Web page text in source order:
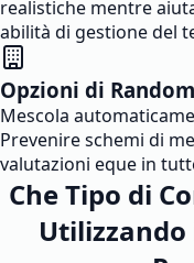
realistiche mentre
abilità di gestione del
Opzioni di
Mescola
Prevenire schemi di
valutazioni eque in
Che Tipo di
Utilizzando